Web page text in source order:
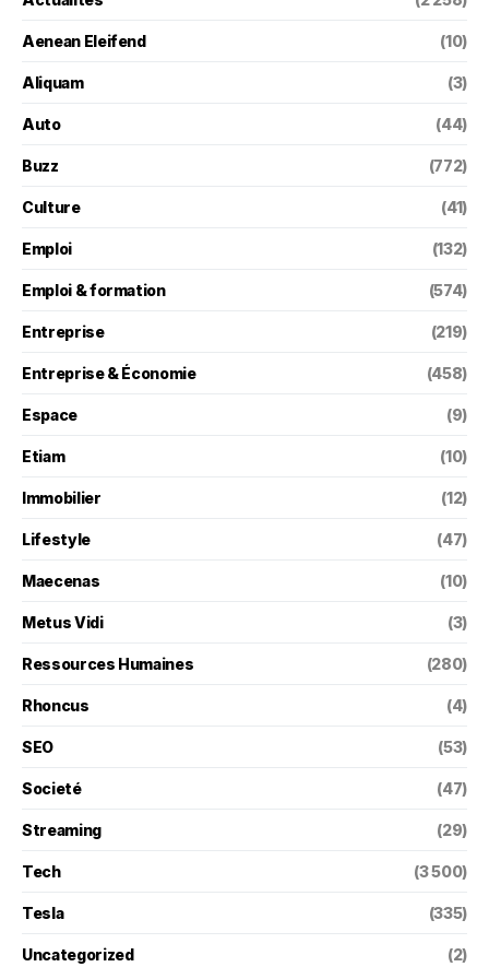
Aenean Eleifend (10)
Aliquam (3)
Auto (44)
Buzz (772)
Culture (41)
Emploi (132)
Emploi & formation (574)
Entreprise (219)
Entreprise & Économie (458)
Espace (9)
Etiam (10)
Immobilier (12)
Lifestyle (47)
Maecenas (10)
Metus Vidi (3)
Ressources Humaines (280)
Rhoncus (4)
SEO (53)
Societé (47)
Streaming (29)
Tech (3 500)
Tesla (335)
Uncategorized (2)